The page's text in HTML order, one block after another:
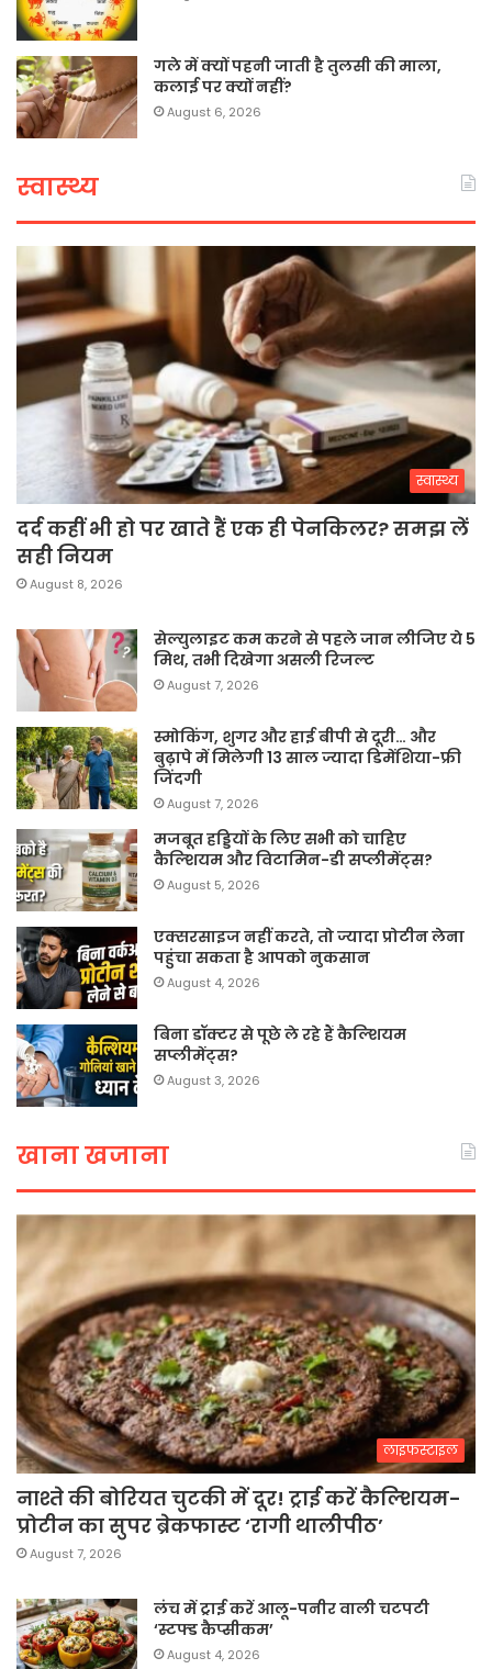
गले में क्यों पहनी जाती है तुलसी की माला,
कलाई पर क्यों नहीं?
August 6, 2026
स्वास्थ्य
स्वास्थ्य
दर्द कहीं भी हो पर खाते हैं एक ही पेनकिलर? समझ लें
सही नियम
August 8, 2026
सेल्युलाइट कम करने से पहले जान लीजिए ये 5
मिथ, तभी दिखेगा असली रिजल्ट
August 7, 2026
स्मोकिंग, शुगर और हाई बीपी से दूरी… और
बुढ़ापे में मिलेगी 13 साल ज्यादा डिमेंशिया-फ्री
जिंदगी
August 7, 2026
मजबूत हड्डियों के लिए सभी को चाहिए
कैल्शियम और विटामिन-डी सप्लीमेंट्स?
August 5, 2026
एक्सरसाइज नहीं करते, तो ज्यादा प्रोटीन लेना
पहुंचा सकता है आपको नुकसान
August 4, 2026
बिना डॉक्टर से पूछे ले रहे हैं कैल्शियम
सप्लीमेंट्स?
August 3, 2026
खाना खजाना
लाइफस्टाइल
नाश्ते की बोरियत चुटकी में दूर! ट्राई करें कैल्शियम-
प्रोटीन का सुपर ब्रेकफास्ट ‘रागी थालीपीठ’
August 7, 2026
लंच में ट्राई करें आलू-पनीर वाली चटपटी
‘स्टफ्ड कैप्सीकम’
August 4, 2026